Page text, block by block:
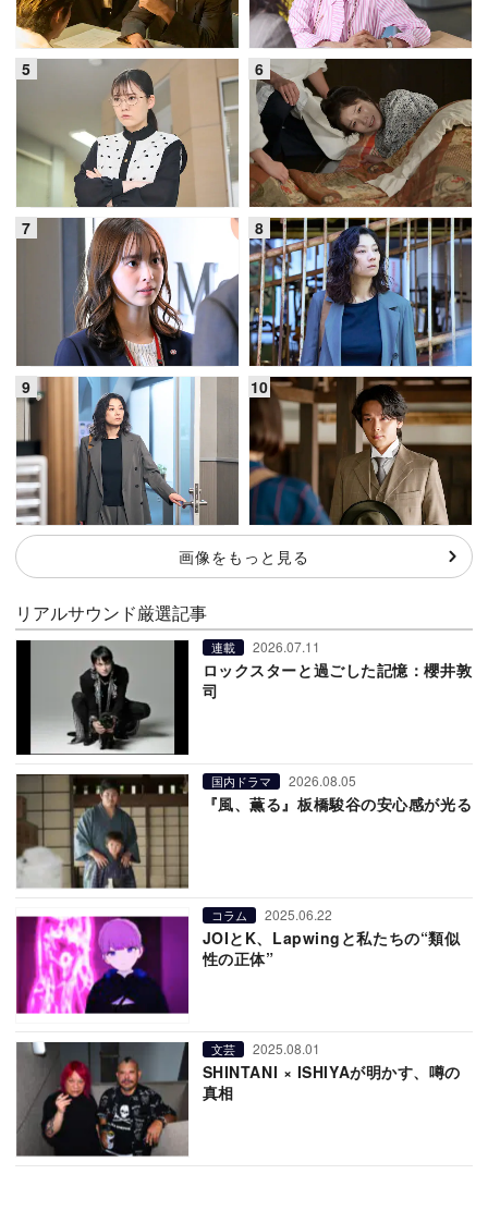
画像をもっと見る
リアルサウンド厳選記事
連載 2026.07.11
ロックスターと過ごした記憶：櫻井敦
司
国内ドラマ 2026.08.05
『風、薫る』板橋駿谷の安心感が光る
コラム 2025.06.22
JOIとK、Lapwingと私たちの“類似
性の正体”
文芸 2025.08.01
SHINTANI × ISHIYAが明かす、噂の
真相